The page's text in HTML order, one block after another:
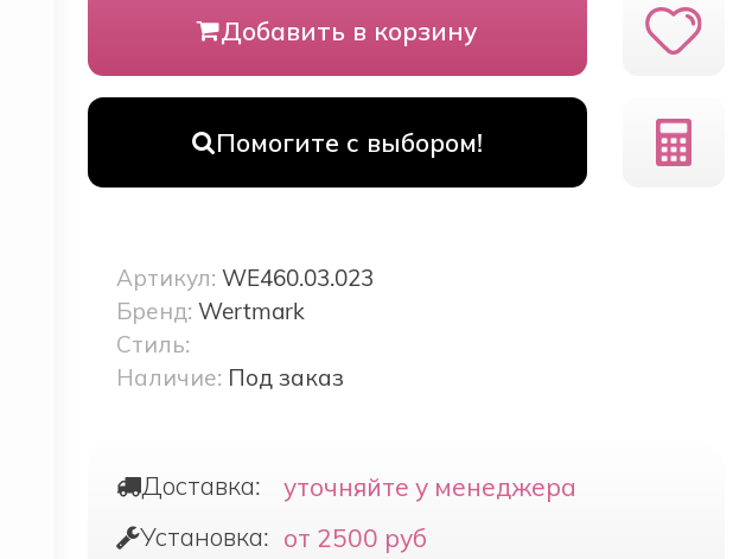
Добавить в корзину
Помогите с выбором!
Артикул: WE460.03.023
Бренд: Wertmark
Стиль:
Наличие: Под заказ
Доставка:
уточняйте у менеджера
Установка: от 2500 руб